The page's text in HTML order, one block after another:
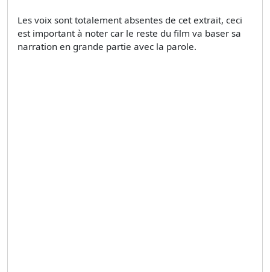
Les voix sont totalement absentes de cet extrait, ceci
est important à noter car le reste du film va baser sa
narration en grande partie avec la parole.